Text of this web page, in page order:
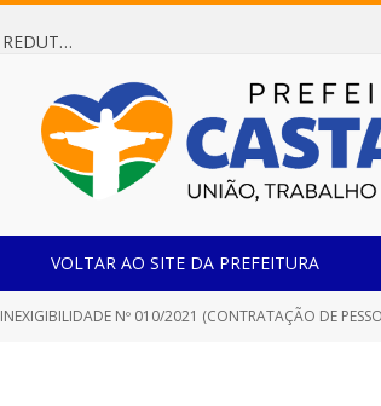
Dispensa de Licitação 078/2026 (AQUISIÇÃO DE AGENTE REDUTOR LÍQUIDO AUTOMOTIVO – ARLA 32, PARA ATENDER A FROTA OFICIAL DE VEÍCULOS DA SECRETARIA MUNICIPAL DE EDUCAÇÃO DO MUNICÍPIO DE CASTANHAL/PA)
VOLTAR AO SITE DA PREFEITURA
INEXIGIBILIDADE Nº 010/2021 (CONTRATAÇÃO DE